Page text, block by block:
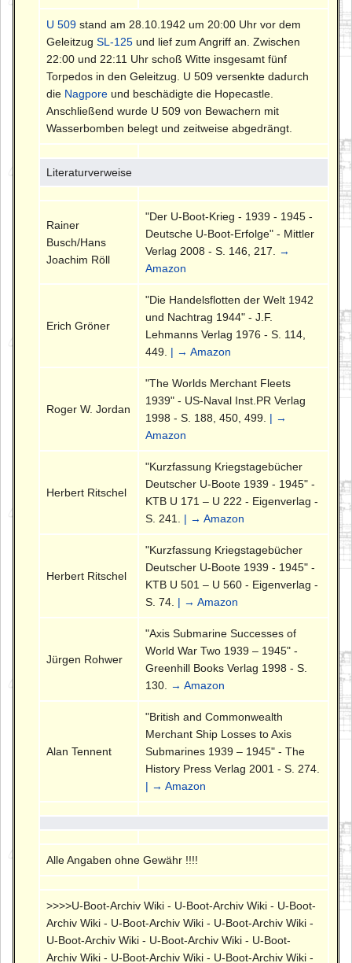
U 509 stand am 28.10.1942 um 20:00 Uhr vor dem
GeleitzugSL-125 und lief zum Angriff an. Zwischen
22:00 und 22:11 Uhr schoß Witte insgesamt fünf
Torpedos in den Geleitzug. U 509 versenkte dadurch
die Nagpore und beschädigte die Hopecastle.
Anschließend wurde U 509 von Bewachern mit
Wasserbomben belegt und zeitweise abgedrängt.
Literaturverweise
Rainer
Busch/Hans
Joachim Röll
"Der U-Boot-Krieg - 1939 - 1945 -
Deutsche U-Boot-Erfolge" - Mittler
Verlag 2008 - S. 146, 217.
→
Amazon
Erich Gröner
"Die Handelsflotten der Welt 1942
und Nachtrag 1944" - J.F.
Lehmanns Verlag 1976 - S. 114,
449. | → Amazon
Roger W. Jordan
"The Worlds Merchant Fleets
1939" - US-Naval Inst.PR Verlag
1998 - S. 188, 450, 499. | →
Amazon
Herbert Ritschel
"Kurzfassung Kriegstagebücher
Deutscher U-Boote 1939 - 1945" -
KTB U 171 – U 222 - Eigenverlag -
S. 241. | → Amazon
Herbert Ritschel
"Kurzfassung Kriegstagebücher
Deutscher U-Boote 1939 - 1945" -
KTB U 501 – U 560 - Eigenverlag -
S. 74. | → Amazon
Jürgen Rohwer
"Axis Submarine Successes of
World War Two 1939 – 1945" -
Greenhill Books Verlag 1998 - S.
130.
→ Amazon
Alan Tennent
"British and Commonwealth
Merchant Ship Losses to Axis
Submarines 1939 – 1945" - The
History Press Verlag 2001 - S. 274.
| → Amazon
Alle Angaben ohne Gewähr !!!!
>>>>U-Boot-Archiv Wiki - U-Boot-Archiv Wiki - U-Boot-
Archiv Wiki - U-Boot-Archiv Wiki - U-Boot-Archiv Wiki -
U-Boot-Archiv Wiki - U-Boot-Archiv Wiki - U-Boot-
Archiv Wiki - U-Boot-Archiv Wiki - U-Boot-Archiv Wiki -